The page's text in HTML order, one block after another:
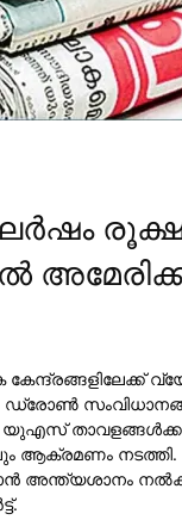
ഡ്രോണ്‍
ആക്രമണം നടത്തി.
അന്ത്യശാനം